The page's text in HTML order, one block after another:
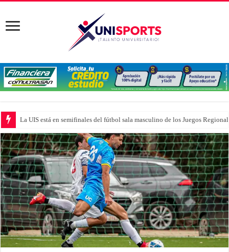
La UIS está en semifinales del fútbol sala masculino de los Juegos